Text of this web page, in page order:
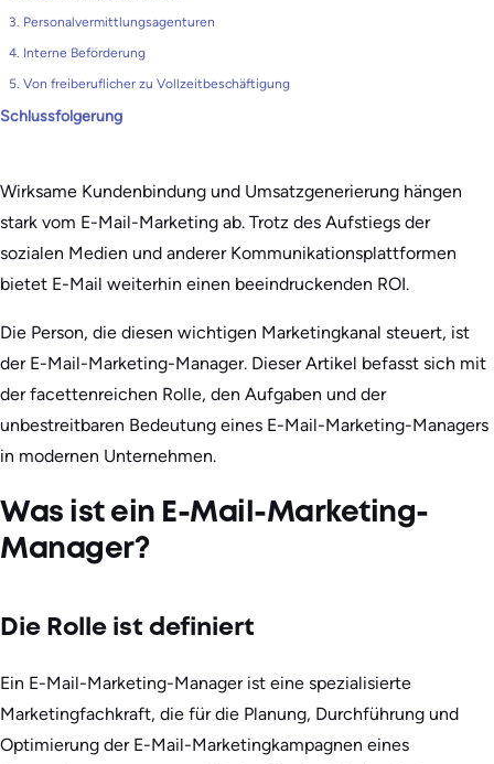
3. Personalvermittlungsagenturen
4. Interne Beförderung
5. Von freiberuflicher zu Vollzeitbeschäftigung
Schlussfolgerung
Wirksame Kundenbindung und Umsatzgenerierung hängen
stark vom E-Mail-Marketing ab. Trotz des Aufstiegs der
sozialen Medien und anderer Kommunikationsplattformen
bietet E-Mail weiterhin einen beeindruckenden ROI.
Die Person, die diesen wichtigen Marketingkanal steuert, ist
der E-Mail-Marketing-Manager. Dieser Artikel befasst sich mit
der facettenreichen Rolle, den Aufgaben und der
unbestreitbaren Bedeutung eines E-Mail-Marketing-Managers
in modernen Unternehmen.
Was ist ein E-Mail-Marketing-
Manager?
Die Rolle ist definiert
Ein E-Mail-Marketing-Manager ist eine spezialisierte
Marketingfachkraft, die für die Planung, Durchführung und
Optimierung der E-Mail-Marketingkampagnen eines